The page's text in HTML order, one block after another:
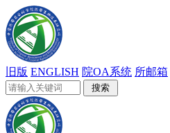
旧版 ENGLISH 院OA系统 所邮箱